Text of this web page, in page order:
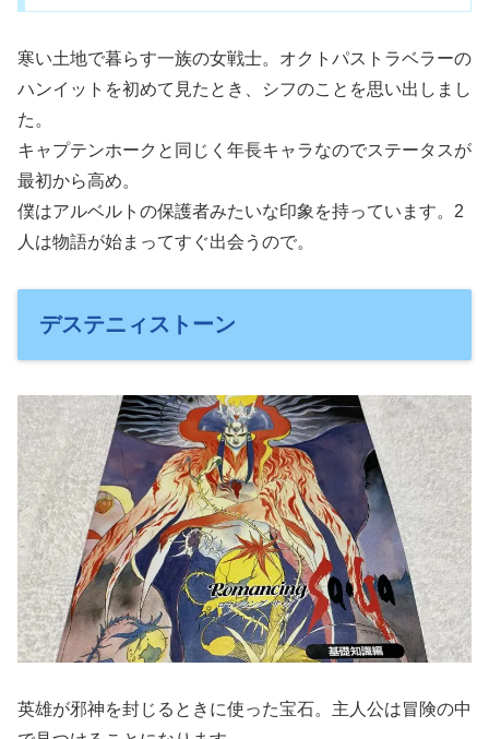
寒い土地で暮らす一族の女戦士。オクトパストラベラーの
ハンイットを初めて見たとき、シフのことを思い出しまし
た。
キャプテンホークと同じく年長キャラなのでステータスが
最初から高め。
僕はアルベルトの保護者みたいな印象を持っています。2
人は物語が始まってすぐ出会うので。
デステニィストーン
英雄が邪神を封じるときに使った宝石。主人公は冒険の中